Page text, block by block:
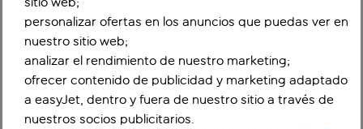
personalizar ofertas en los anuncios que puedas ver en
nuestro sitio web;
analizar el rendimiento de nuestro marketing;
ofrecer contenido de publicidad y marketing adaptado
a easyJet, dentro y fuera de nuestro sitio a través de
nuestros socios publicitarios.